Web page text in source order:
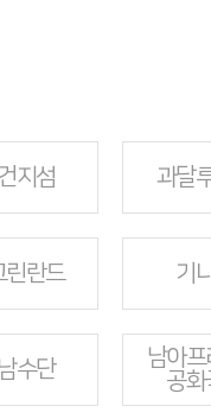
건지섬 과달
린란드 기니
남수단
남아프
공화